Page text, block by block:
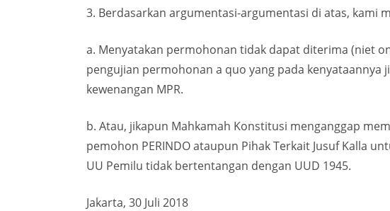
3. Berdasarkan argumentasi-argumentasi di atas, kami
a. Menyatakan permohonan tidak dapat diterima (niet
pengujian permohonan a quo yang pada kenyataannya
kewenangan MPR.
b. Atau, jikapun Mahkamah Konstitusi menganggap
pemohon PERINDO ataupun Pihak Terkait Jusuf Kalla
UU Pemilu tidak bertentangan dengan UUD 1945.
Jakarta, 30 Juli 2018